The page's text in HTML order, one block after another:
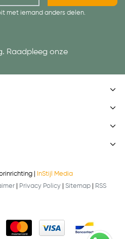
met iemand anders delen.
Raadpleeg onze
|
InStijl Media
Privacy Policy Sitemap
RSS